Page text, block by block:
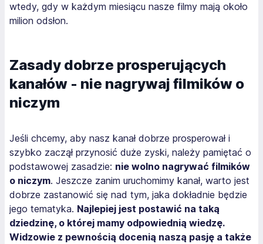
wtedy, gdy w każdym miesiącu nasze filmy mają około
milion odsłon.
Zasady dobrze prosperujących
kanałów - nie nagrywaj filmików o
niczym
Jeśli chcemy, aby nasz kanał dobrze prosperował i
szybko zaczął przynosić duże zyski, należy pamiętać o
podstawowej zasadzie: nie wolno nagrywać filmików
o niczym. Jeszcze zanim uruchomimy kanał, warto jest
dobrze zastanowić się nad tym, jaka dokładnie będzie
jego tematyka. Najlepiej jest postawić na taką
dziedzinę, o której mamy odpowiednią wiedzę.
Widzowie z pewnością docenią naszą pasję a także